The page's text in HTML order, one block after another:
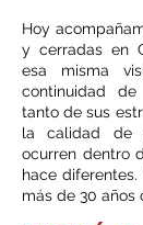
Hoy
y cerradas en
esa misma
continuidad
tanto de sus
la calidad de
ocurren dentro
hace
más de 30 años